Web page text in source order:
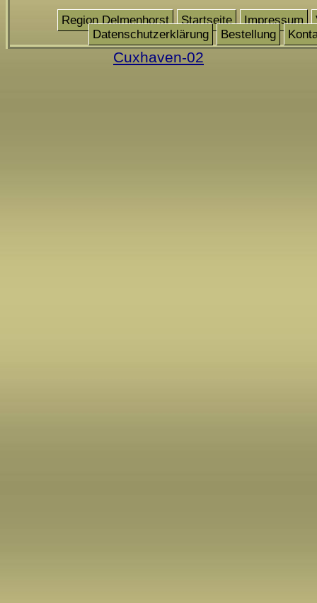
Region Delmenhorst Startseite Impressum
Datenschutzerklärung
Bestellung
Cuxhaven-02